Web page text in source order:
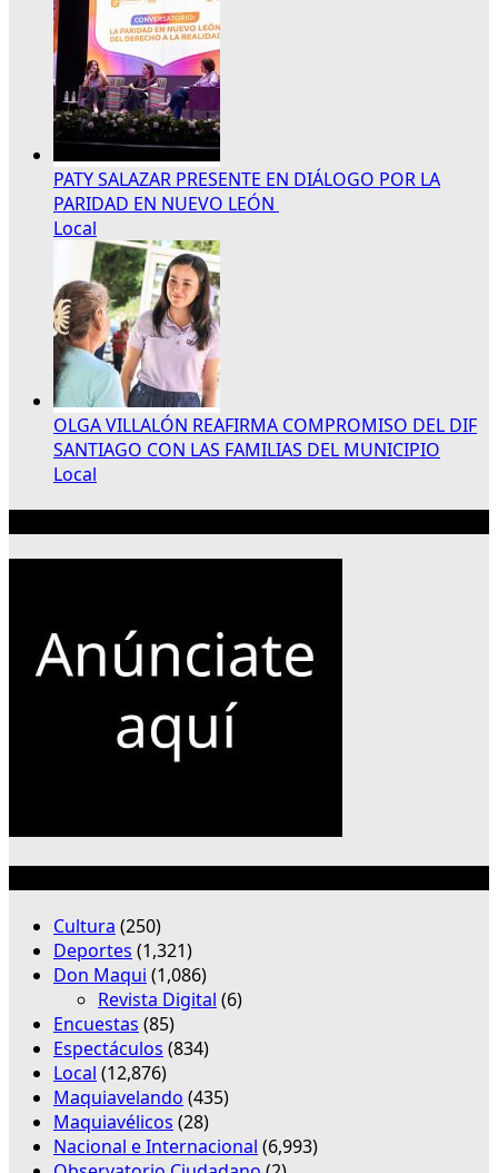
PATY SALAZAR PRESENTE EN DIÁLOGO POR LA
PARIDAD EN NUEVO LEÓN
Local
OLGA VILLALÓN REAFIRMA COMPROMISO DEL DIF
SANTIAGO CON LAS FAMILIAS DEL MUNICIPIO
Local
Cultura (250)
Deportes (1,321)
Don Maqui (1,086)
Revista Digital (6)
Encuestas (85)
Espectáculos (834)
Local (12,876)
Maquiavelando (435)
Maquiavélicos (28)
Nacional e Internacional (6,993)